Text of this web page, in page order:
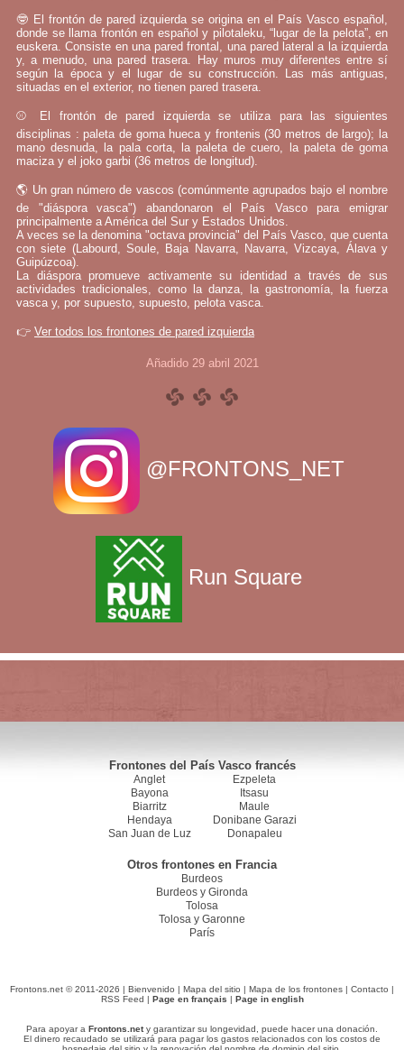
🤓 El frontón de pared izquierda se origina en el País Vasco español,
donde se llama frontón en español y pilotaleku, “lugar de la pelota”, en
euskera. Consiste en una pared frontal, una pared lateral a la izquierda
y, a menudo, una pared trasera. Hay muros muy diferentes entre sí
según la época y el lugar de su construcción. Las más antiguas,
situadas en el exterior, no tienen pared trasera.
⚾ El frontón de pared izquierda se utiliza para las siguientes
disciplinas : paleta de goma hueca y frontenis (30 metros de largo); la
mano desnuda, la pala corta, la paleta de cuero, la paleta de goma
maciza y el joko garbi (36 metros de longitud).
🌎 Un gran número de vascos (comúnmente agrupados bajo el nombre
de "diáspora vasca") abandonaron el País Vasco para emigrar
principalmente a América del Sur y Estados Unidos.
A veces se la denomina "octava provincia" del País Vasco, que cuenta
con siete (Labourd, Soule, Baja Navarra, Navarra, Vizcaya, Álava y
Guipúzcoa).
La diáspora promueve activamente su identidad a través de sus
actividades tradicionales, como la danza, la gastronomía, la fuerza
vasca y, por supuesto, supuesto, pelota vasca.
👉 Ver todos los frontones de pared izquierda
Añadido 29 abril 2021
@FRONTONS_NET
Run Square
Frontones del País Vasco francés
Anglet
Bayona
Biarritz
Hendaya
San Juan de Luz
Ezpeleta
Itsasu
Maule
Donibane Garazi
Donapaleu
Otros frontones en Francia
Burdeos
Burdeos y Gironda
Tolosa
Tolosa y Garonne
París
Frontons.net © 2011-2026 | Bienvenido | Mapa del sitio | Mapa de los frontones | Contacto |
RSS Feed | Page en français | Page in english
Para apoyar a Frontons.nety garantizar su longevidad, puede hacer una donación.
El dinero recaudado se utilizará para pagar los gastos relacionados con los costos de